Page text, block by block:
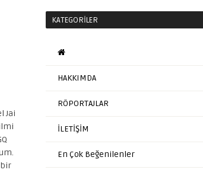
Jai
bir
KATEGORILER
HAKKIMDA
RÖPORTAJLAR
İLETİŞİM
En Çok Beğenilenler